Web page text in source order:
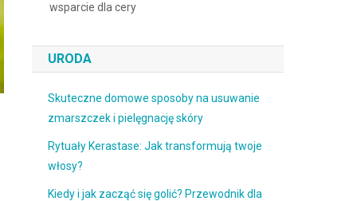
wsparcie dla cery
URODA
Skuteczne domowe sposoby na usuwanie
zmarszczek i pielęgnację skóry
Rytuały Kerastase: Jak transformują twoje
włosy?
Kiedy i jak zacząć się golić? Przewodnik dla